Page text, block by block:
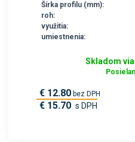
Šírka profilu (mm):
roh:
využitia:
umiestnenia:
Skladom
€ 12.80 bez DPH
€ 15.70 s DPH